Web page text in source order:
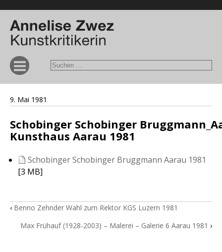
9. Mai 1981
Schobinger Schobinger
Kunsthaus Aarau 1981
Schobinger Schobinger Bruggmann Aarau 1981
[3 MB]
‹ Benno Zehnder Wahl zum Rektor KGS Luzern 1981
Max Frühauf (1928-2003) – Malerei – Galerie 6 Aarau 1981 ›